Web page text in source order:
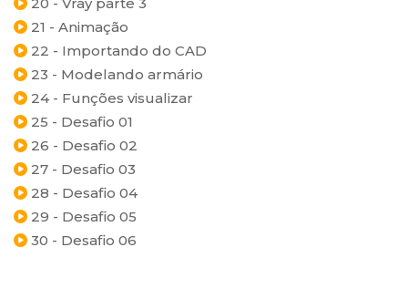
21 - Animação
22 - Importando do CAD
23 - Modelando armário
24 - Funções visualizar
25 - Desafio 01
26 - Desafio 02
27 - Desafio 03
28 - Desafio 04
29 - Desafio 05
30 - Desafio 06